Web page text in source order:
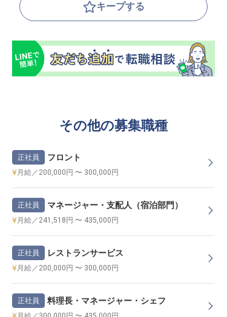
キープする
その他の募集職種
正社員 フロント
月給／200,000円 〜 300,000円
正社員 マネージャー・支配人（宿泊部門）
月給／241,518円 〜 435,000円
正社員 レストランサービス
月給／200,000円 〜 300,000円
正社員 料理長・マネージャー・シェフ